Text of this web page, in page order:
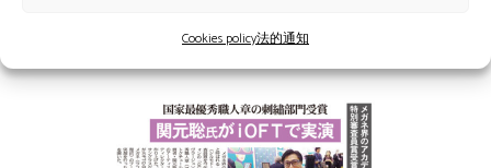
Cookies policy法的通知